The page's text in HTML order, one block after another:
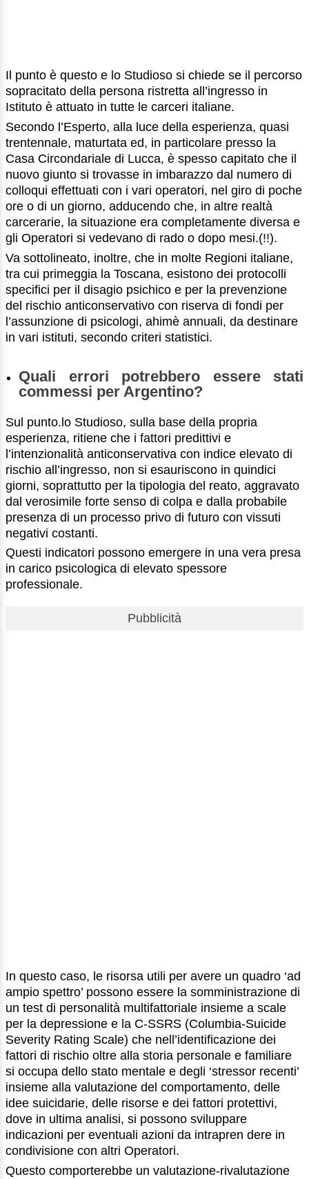
Il punto è questo e lo Studioso si chiede se il percorso
sopracitato della persona ristretta all’ingresso in
Istituto è attuato in tutte le carceri italiane.
Secondo l’Esperto, alla luce della esperienza, quasi
trentennale, maturtata ed, in particolare presso la
Casa Circondariale di Lucca, è spesso capitato che il
nuovo giunto si trovasse in imbarazzo dal numero di
colloqui effettuati con i vari operatori, nel giro di poche
ore o di un giorno, adducendo che, in altre realtà
carcerarie, la situazione era completamente diversa e
gli Operatori si vedevano di rado o dopo mesi.(!!).
Va sottolineato, inoltre, che in molte Regioni italiane,
tra cui primeggia la Toscana, esistono dei protocolli
specifici per il disagio psichico e per la prevenzione
del rischio anticonservativo con riserva di fondi per
l’assunzione di psicologi, ahimè annuali, da destinare
in vari istituti, secondo criteri statistici.
Quali errori potrebbero essere stati
commessi per Argentino?
Sul punto.lo Studioso, sulla base della propria
esperienza, ritiene che i fattori predittivi e
l’intenzionalità anticonservativa con indice elevato di
rischio all’ingresso, non si esauriscono in quindici
giorni, soprattutto per la tipologia del reato, aggravato
dal verosimile forte senso di colpa e dalla probabile
presenza di un processo privo di futuro con vissuti
negativi costanti.
Questi indicatori possono emergere in una vera presa
in carico psicologica di elevato spessore
professionale.
Pubblicità
In questo caso, le risorsa utili per avere un quadro ‘ad
ampio spettro’ possono essere la somministrazione di
un test di personalità multifattoriale insieme a scale
per la depressione e la C-SSRS (Columbia-Suicide
Severity Rating Scale) che nell’identificazione dei
fattori di rischio oltre alla storia personale e familiare
si occupa dello stato mentale e degli ‘stressor recenti’
insieme alla valutazione del comportamento, delle
idee suicidarie, delle risorse e dei fattori protettivi,
dove in ultima analisi, si possono sviluppare
indicazioni per eventuali azioni da intrapren dere in
condivisione con altri Operatori.
Questo comporterebbe un valutazione-rivalutazione